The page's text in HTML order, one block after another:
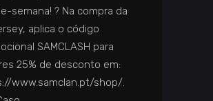
semana! ? Na compra da
aplica o código
SAMCLASH para
25% de desconto em:
www.samclan.pt/shop/.